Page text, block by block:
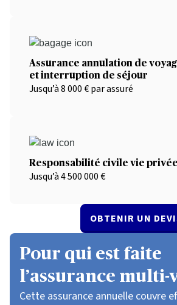
Assurance annulation de
et interruption de séjour
Jusqu’à 8 000 € par assuré
Responsabilité civile vie
Jusqu’à 4 500 000 €
OBTENIR UN
Pour qui est faite
l’assurance multi-
Cette assurance annuelle couvre